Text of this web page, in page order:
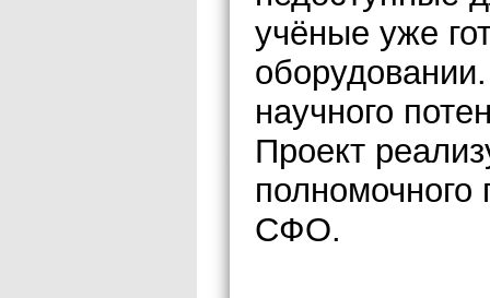
учёные уже
научного
Проект
полномочного
СФО.